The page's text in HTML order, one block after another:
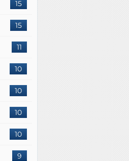
15
15
11
10
10
10
10
9